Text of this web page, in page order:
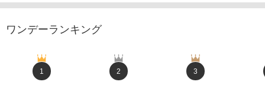
ワンデーランキング
1 2 3